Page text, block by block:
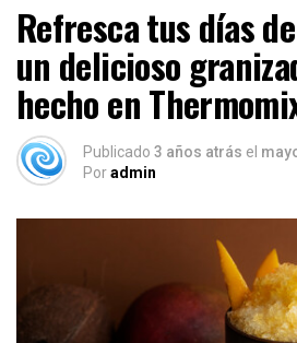
Refresca tus días
un delicioso
hecho en
Publicado 3 años atrás el
Poradmin